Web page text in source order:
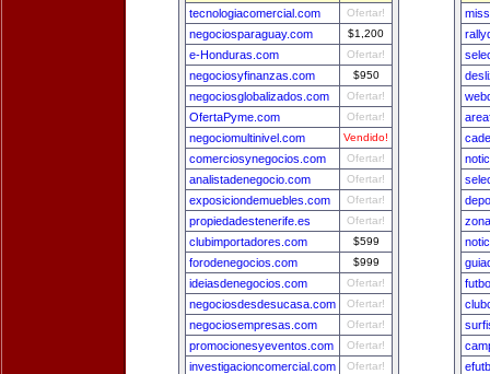
tecnologiacomercial.com Ofertar!
negociosparaguay.com $1,200
e-Honduras.com Ofertar!
negociosyfinanzas.com $950
negociosglobalizados.com Ofertar!
OfertaPyme.com Ofertar!
negociomultinivel.com Vendido!
comerciosynegocios.com Ofertar!
analistadenegocio.com Ofertar!
exposiciondemuebles.com Ofertar!
propiedadestenerife.es Ofertar!
clubimportadores.com $599
forodenegocios.com $999
ideiasdenegocios.com Ofertar!
negociosdesdesucasa.com Ofertar!
negociosempresas.com Ofertar!
promocionesyeventos.com Ofertar!
investigacioncomercial.com Ofertar!